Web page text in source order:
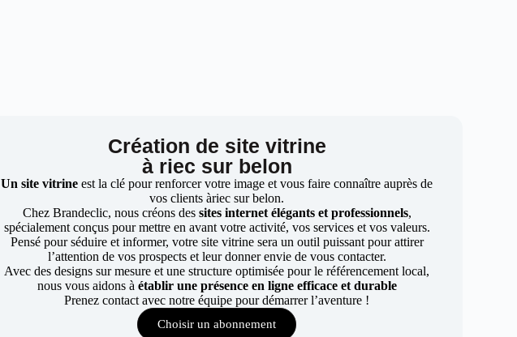
Création de site vitrine
à riec sur belon
Un site vitrine est la clé pour renforcer votre image et vous faire connaître auprès de
vos clients àriec sur belon.
Chez Brandeclic, nous créons dessites internet élégants et professionnels,
spécialement conçus pour mettre en avant votre activité, vos services et vos valeurs.
Pensé pour séduire et informer, votre site vitrine sera un outil puissant pour attirer
l’attention de vos prospects et leur donner envie de vous contacter.
Avec des designs sur mesure et une structure optimisée pour le référencement local,
nous vous aidons à établir une présence en ligne efficace et durable
Prenez contact avec notre équipe pour démarrer l’aventure !
Choisir un abonnement